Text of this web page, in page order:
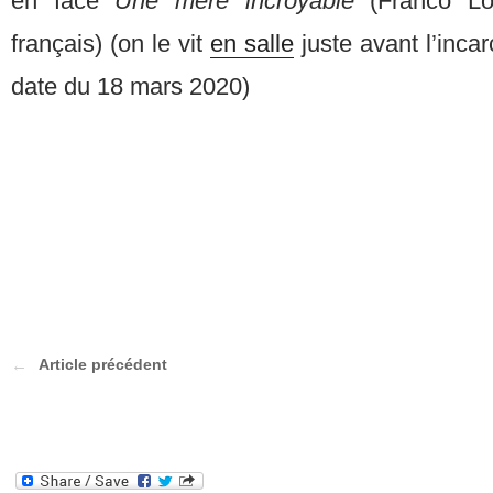
français) (on le vit en salle juste avant
date du 18 mars 2020)
Article précédent